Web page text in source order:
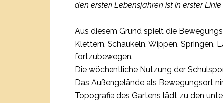
den ersten Lebensjahren ist in erster
Aus diesem Grund spielt die
Klettern, Schaukeln, Wippen, Springen,
fortzubewegen.
Die wöchentliche Nutzung der
Das Außengelände als Bewegungsort
Topografie des Gartens lädt zu den